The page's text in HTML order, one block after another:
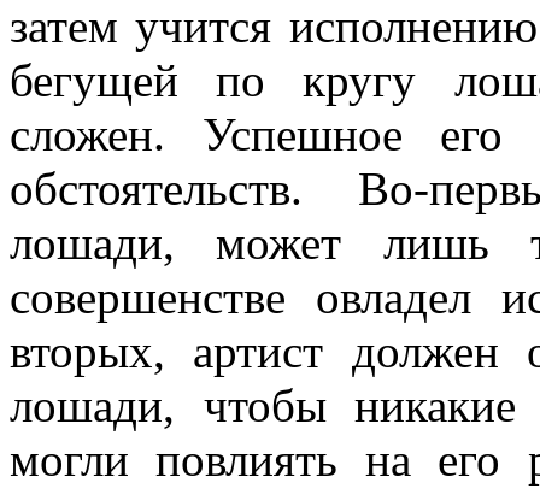
затем учится
бегущей по кругу
сложен. Успешное его
обстоятельств. Во-
лошади, может лишь
совершенстве овладел
вторых, артист должен
лошади, чтобы
могли повлиять на